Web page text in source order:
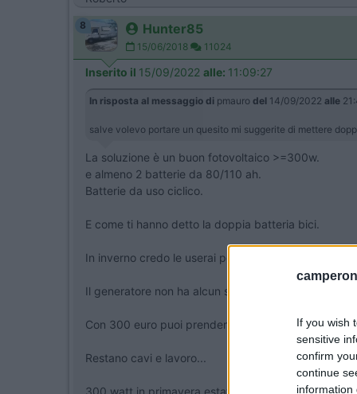
If you wish
sensitive
confirm
continue
information
8 Hunter85
15/06/2018 11024
Inserito il 15/09/2022 alle: 11:09:27
In risposta al messaggio di pmauro del 14/09/2022 alle
salve volevo portare un quesito mi suggerite di mettere
La soluzione è un buon fotovoltaico >=300w.
e almeno 2 batterie da 80/110 ah.
Batterie da uso ciclico.
E come ti hanno detto la doppia batteria bici.
In inverno credo le userai poco ma comunque in
Il generatore non ha alcun senso.
Con 300 euro puoi prendere un pannello da 360/
Restano cavi e lavoro...
300 watt in primavera estate ti garantiscono fino a